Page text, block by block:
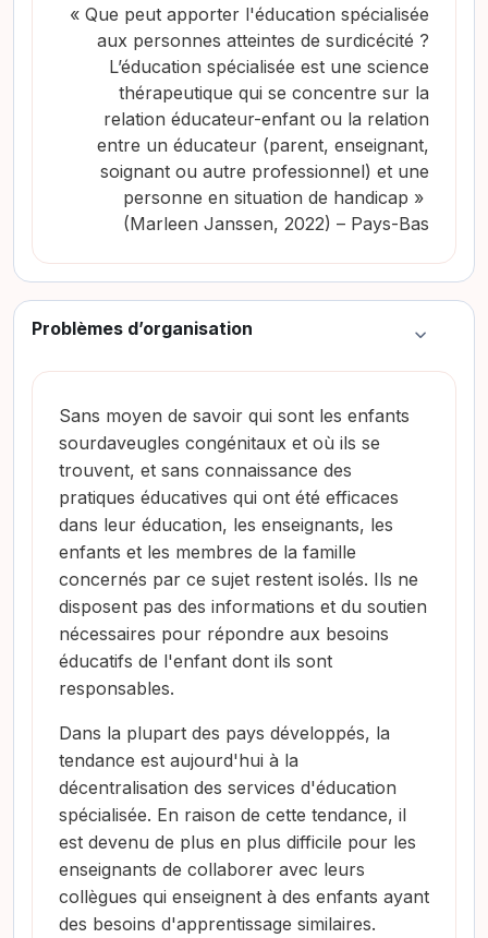
« Que peut apporter l'éducation spécialisée
aux personnes atteintes de surdicécité ?
L’éducation spécialisée est une science
thérapeutique qui se concentre sur la
relation éducateur-enfant ou la relation
entre un éducateur (parent, enseignant,
soignant ou autre professionnel) et une
personne en situation de handicap »
(Marleen Janssen, 2022) – Pays-Bas
Problèmes d’organisation
Colapsar
Sans moyen de savoir qui sont les enfants
sourdaveugles congénitaux et où ils se
trouvent, et sans connaissance des
pratiques éducatives qui ont été efficaces
dans leur éducation, les enseignants, les
enfants et les membres de la famille
concernés par ce sujet restent isolés. Ils ne
disposent pas des informations et du soutien
nécessaires pour répondre aux besoins
éducatifs de l'enfant dont ils sont
responsables.
Dans la plupart des pays développés, la
tendance est aujourd'hui à la
décentralisation des services d'éducation
spécialisée. En raison de cette tendance, il
est devenu de plus en plus difficile pour les
enseignants de collaborer avec leurs
collègues qui enseignent à des enfants ayant
des besoins d'apprentissage similaires.